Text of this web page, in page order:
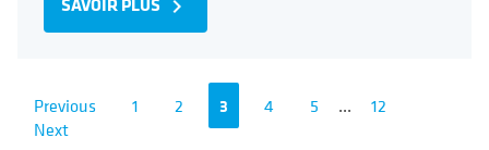
navigate_next
Previous 1 2 3 4 5 ...
12
Next